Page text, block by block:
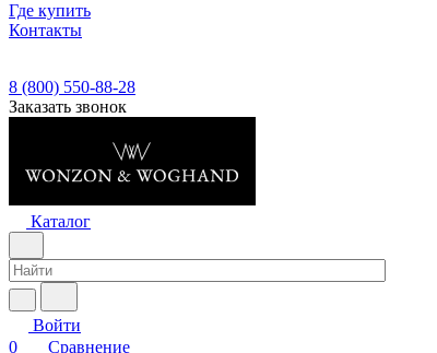
Где купить
Контакты
8 (800) 550-88-28
Заказать звонок
Каталог
Войти
0
Сравнение